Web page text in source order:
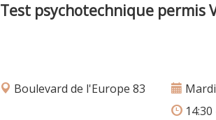
Test psychotechnique permis
Boulevard de l'Europe 83
14:30